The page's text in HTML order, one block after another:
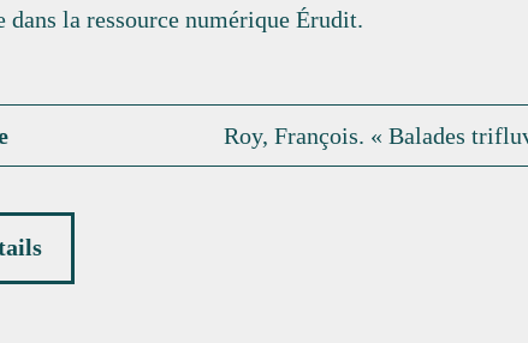
dans la ressource numérique Érudit.
Roy, François. « Balades